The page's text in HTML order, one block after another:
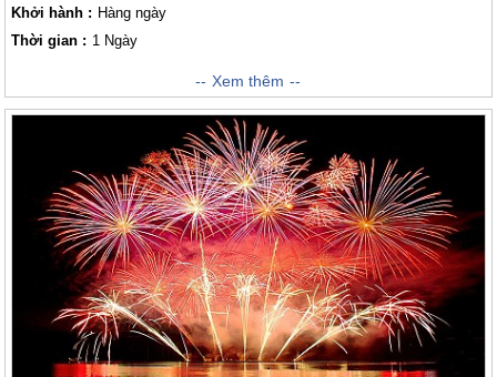
Khởi hành : Hàng ngày
Thời gian : 1 Ngày
Đến với Hội An, khách thăm quan sẽ có cơ hội tham quan Rừng Dừa
Bảy Mẫu. Rừng Dừa Bảy Mẫu là một thiên đường sở hữu rất nhiều
những cảnh vật trù phú, đẹp nức lòng Lữ khách gần xa. Nơi đây hứa hẹn
sẽ mang đến cho khách thăm quan những trải nghiệm vô cùng độc đáo
mà chắc chắn Lữ khách chưa từng trải nghiệm qua. Tại đây, khách thăm
quan có thể thưởng thức những kỹ năng chài lưới và đánh cá đầy điêu
luyện, thả hồn mình trôi bồng bềnh trên sông nước cùng những chiếc
thuyền chiếc thúng đơn xơ, mộc mạc. Ngoài ra, Lữ khách có thể lắng
nghe những vần thơ hay, đi vào lòng người của xứ Nam Bộ Miền Trung
ruột thịt, hồi tưởng về các câu chuyện anh hùng về mảnh đất Cẩm Thanh
xưa kia. Tất cả những điều tuyệt vời này đều hội tụ ở Rừng Dừa Bảy
Mẫu! Kính mời khách thăm quan tham khảo chương trình khám phá Đà
Nẵng - Hội An của công ty chúng tôi!
Xem thêm